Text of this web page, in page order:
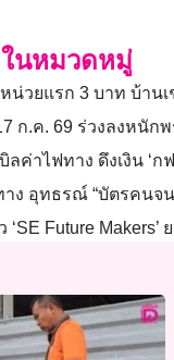
นหมวดหมู่
หน่วยแรก 3 บาท บ้า
ก.ค. 69 ร่วงลงหนักพ
บิลค่าไฟทาง ดึงเงิน
าง อุทธรณ์ “บัตรคน
‘SE Future